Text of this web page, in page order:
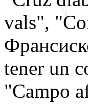
vals",
tener un
"Campo